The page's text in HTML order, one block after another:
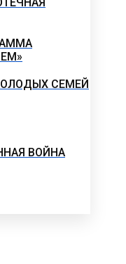
СЕМЕЙ
ВОЙНА